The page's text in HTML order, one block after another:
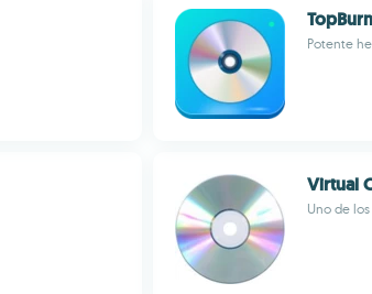
Potente
Virtual
Uno de